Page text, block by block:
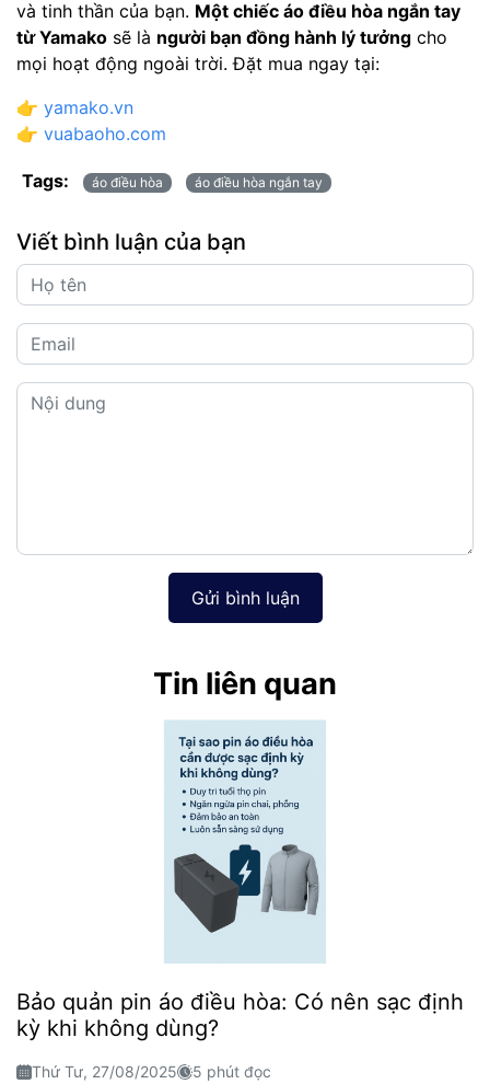
và tinh thần của bạn. Một chiếc áo điều hòa ngắn tay
từ Yamako sẽ là người bạn đồng hành lý tưởng cho
mọi hoạt động ngoài trời. Đặt mua ngay tại:
👉 yamako.vn
👉 vuabaoho.com
Tags: áo điều hòa áo điều hòa ngắn tay
Viết bình luận của bạn
Gửi bình luận
Tin liên quan
Bảo quản pin áo điều hòa: Có nên sạc định
kỳ khi không dùng?
Thứ Tư, 27/08/2025 5 phút đọc